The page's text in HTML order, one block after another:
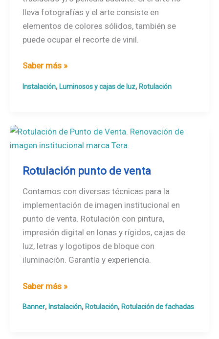
lleva fotografías y el arte consiste en
elementos de colores sólidos, también se
puede ocupar el recorte de vinil.
Caja
luminosos
Saber más »
Instalación, Luminosos y cajas de luz, Rotulación
Rotulación punto de venta
Contamos con diversas técnicas para la
implementación de imagen institucional en
punto de venta. Rotulación con pintura,
impresión digital en lonas y rígidos, cajas de
luz, letras y logotipos de bloque con
iluminación. Garantía y experiencia.
Rotulación
Saber más »
Banner, Instalación, Rotulación, Rotulación de fachadas